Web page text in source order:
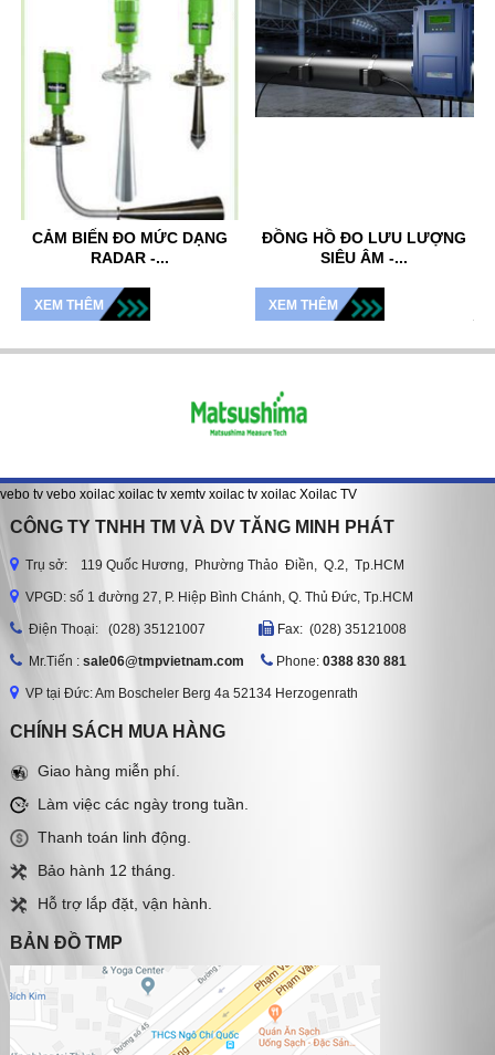
CẢM BIẾN ĐO MỨC DẠNG
RADAR -...
XEM THÊM
ĐỒNG HỒ ĐO LƯU LƯỢNG
SIÊU ÂM -...
XEM THÊM
vebo tv vebo xoilac xoilac tv xemtv xoilac tv xoilac Xoilac TV
CÔNG TY TNHH TM VÀ DV TĂNG MINH PHÁT
Trụ sở: 119 Quốc Hương, Phường Thảo Điền, Q.2, Tp.HCM
VPGD: số 1 đường 27, P. Hiệp Bình Chánh, Q. Thủ Đức, Tp.HCM
Ðiện Thoại: (028) 35121007 Fax: (028) 35121008
Mr.Tiến : sale06@tmpvietnam.com Phone: 0388 830 881
VP tại Đức: Am Boscheler Berg 4a 52134 Herzogenrath
CHÍNH SÁCH MUA HÀNG
Giao hàng miễn phí.
Làm việc các ngày trong tuần.
Thanh toán linh động.
Bảo hành 12 tháng.
Hỗ trợ lắp đặt, vận hành.
BẢN ĐỒ TMP